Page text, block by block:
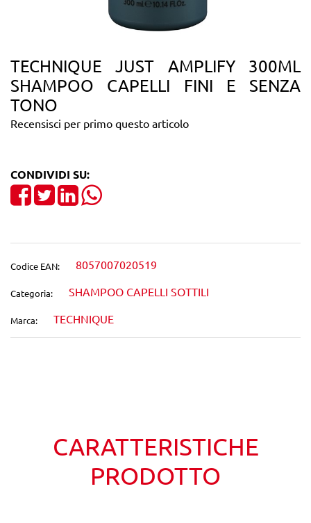
TECHNIQUE JUST AMPLIFY 300ML
SHAMPOO CAPELLI FINI E SENZA
TONO
Recensisci per primo questo articolo
CONDIVIDI SU:
Share on Facebook
TweetShare on LinkedIn
Codice EAN: 8057007020519
Categoria: SHAMPOO CAPELLI SOTTILI
Marca: TECHNIQUE
CARATTERISTICHE
PRODOTTO